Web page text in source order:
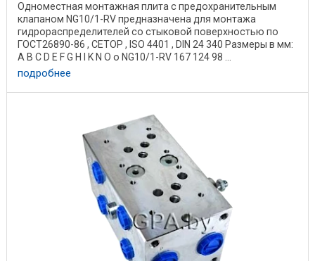
Одноместная монтажная плита с предохранительным
клапаном NG10/1-RV предназначена для монтажа
гидрораспределителей со стыковой поверхностью по
ГОСТ26890-86 , CETOP , ISO 4401 , DIN 24 340 Размеры в мм:
A B C D E F G H I K N O o NG10/1-RV 167 124 98 ...
подробнее